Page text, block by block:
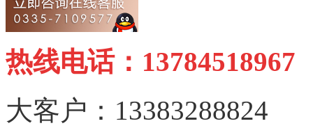
热线电话：13784518967
大客户：13383288824